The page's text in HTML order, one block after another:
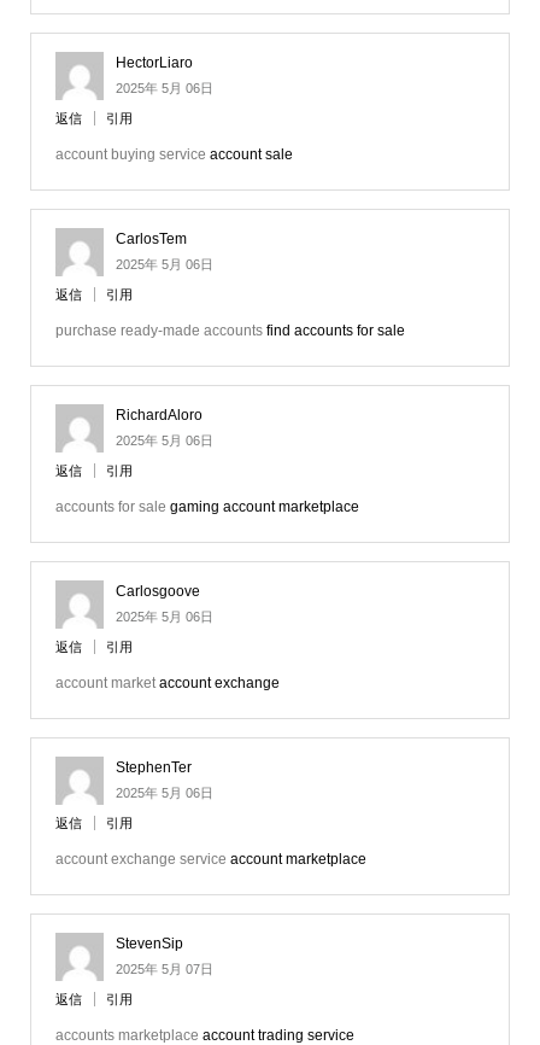
HectorLiaro
2025年 5月 06日
返信 引用
account buying service account sale
CarlosTem
2025年 5月 06日
返信 引用
purchase ready-made accounts find accounts for sale
RichardAloro
2025年 5月 06日
返信 引用
accounts for sale gaming account marketplace
Carlosgoove
2025年 5月 06日
返信 引用
account marketaccount exchange
StephenTer
2025年 5月 06日
返信 引用
account exchange service account marketplace
StevenSip
2025年 5月 07日
返信 引用
accounts marketplace account trading service